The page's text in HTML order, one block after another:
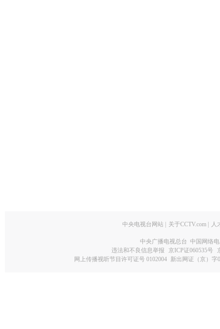
中央电视台网站 关于CCTV.com 人
中央广播电视总台 中国网络
违法和不良信息举报
京ICP证060535号
网上传播视听节目许可证号 0102004 新出网证（京）